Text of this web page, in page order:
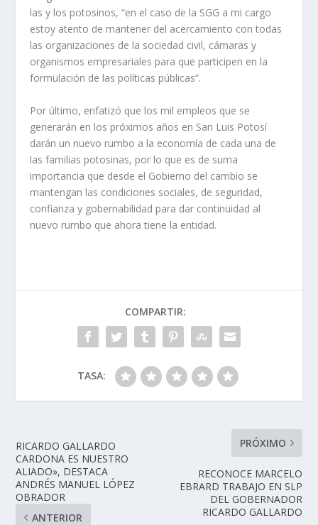
las y los potosinos, “en el caso de la SGG a mi cargo
estoy atento de mantener del acercamiento con todas
las organizaciones de la sociedad civil, cámaras y
organismos empresariales para que participen en la
formulación de las políticas públicas”.
Por último, enfatizó que los mil empleos que se
generarán en los próximos años en San Luis Potosí
darán un nuevo rumbo a la economía de cada una de
las familias potosinas, por lo que es de suma
importancia que desde el Gobierno del cambio se
mantengan las condiciones sociales, de seguridad,
confianza y gobernabilidad para dar continuidad al
nuevo rumbo que ahora tiene la entidad.
COMPARTIR:
TASA:
RICARDO GALLARDO
CARDONA ES NUESTRO
ALIADO», DESTACA
ANDRÉS MANUEL LÓPEZ
OBRADOR
ANTERIOR
PRÓXIMO
RECONOCE MARCELO
EBRARD TRABAJO EN SLP
DEL GOBERNADOR
RICARDO GALLARDO